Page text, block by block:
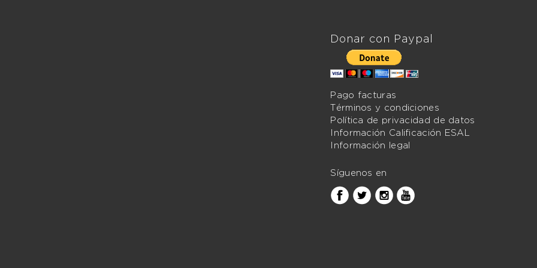
Donar con Paypal
Pago facturas
Términos y condiciones
Política de privacidad de datos
Información Calificación ESAL
Información legal
Síguenos en